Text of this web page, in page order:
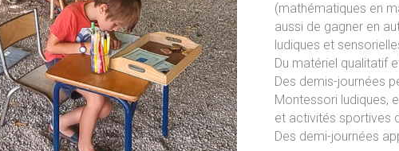
ATELIER FLUO ATELIER PRÉSCOLARISATION
(mathématiques en
aussi de gagner en
ludiques et
Du matériel qualitatif
Des demis-journées
Montessori ludiques,
et activités sportives
Des demi-journées